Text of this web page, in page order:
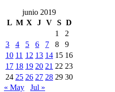
junio 2019
L M X J V S D
1
2
3
4 5 6 7 8
9
10 11 12 13 14 15 16
17 18 19 20 21 22 23
24 25 26 27 28 29 30
« May
Jul »